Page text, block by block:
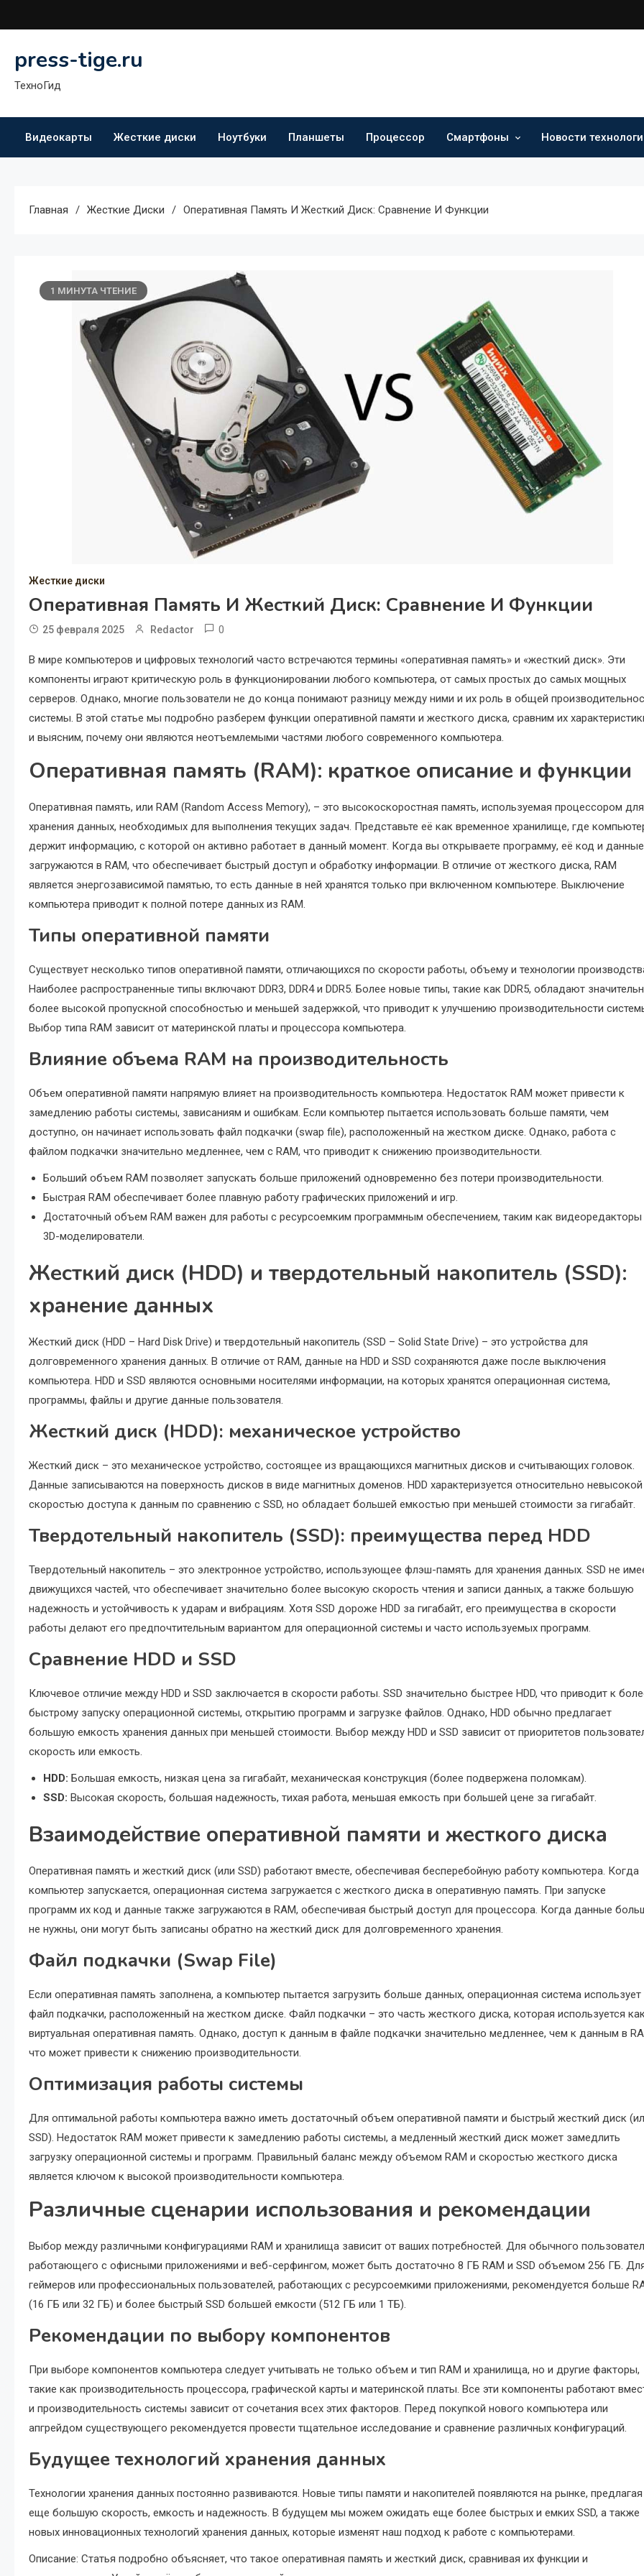
к
press-tige.ru
ТехноГид
Видеокарты Жесткие диски Ноутбуки Планшеты Процессор Смартфоны Новости
Главная Жесткие Диски Оперативная Память И Жесткий Диск: Сравнение И Функции
1 МИНУТА ЧТЕНИЕ
Жесткие диски
Оперативная Память И Жесткий Диск: Сравнение И Функции
25 февраля 2025 Redactor 0
В мире компьютеров и цифровых технологий часто встречаются термины «оперативная память» и «жесткий диск». Эти
компоненты играют критическую роль в функционировании любого компьютера, от самых простых до самых мощных
серверов. Однако, многие пользователи не до конца понимают разницу между ними и их роль в общей
системы. В этой статье мы подробно разберем функции оперативной памяти и жесткого диска, сравним их
и выясним, почему они являются неотъемлемыми частями любого современного компьютера.
Оперативная память (RAM): краткое описание и функции
Оперативная память, или RAM (Random Access Memory), – это высокоскоростная память, используемая процессором для
хранения данных, необходимых для выполнения текущих задач. Представьте её как временное хранилище, где
держит информацию, с которой он активно работает в данный момент. Когда вы открываете программу, её код и данные
загружаются в RAM, что обеспечивает быстрый доступ и обработку информации. В отличие от жесткого диска, RAM
является энергозависимой памятью, то есть данные в ней хранятся только при включенном компьютере. Выключение
компьютера приводит к полной потере данных из RAM.
Типы оперативной памяти
Существует несколько типов оперативной памяти, отличающихся по скорости работы, объему и технологии
Наиболее распространенные типы включают DDR3, DDR4 и DDR5. Более новые типы, такие как DDR5, обладают
более высокой пропускной способностью и меньшей задержкой, что приводит к улучшению производительности
Выбор типа RAM зависит от материнской платы и процессора компьютера.
Влияние объема RAM на производительность
Объем оперативной памяти напрямую влияет на производительность компьютера. Недостаток RAM может привести к
замедлению работы системы, зависаниям и ошибкам. Если компьютер пытается использовать больше памяти, чем
доступно, он начинает использовать файл подкачки (swap file), расположенный на жестком диске. Однако, работа с
файлом подкачки значительно медленнее, чем с RAM, что приводит к снижению производительности.
Больший объем RAM позволяет запускать больше приложений одновременно без потери производительности.
Быстрая RAM обеспечивает более плавную работу графических приложений и игр.
Достаточный объем RAM важен для работы с ресурсоемким программным обеспечением, таким как видеоредакторы
3D-моделирователи.
Жесткий диск (HDD) и твердотельный накопитель (SSD):
хранение данных
Жесткий диск (HDD – Hard Disk Drive) и твердотельный накопитель (SSD – Solid State Drive) – это устройства для
долговременного хранения данных. В отличие от RAM, данные на HDD и SSD сохраняются даже после выключения
компьютера. HDD и SSD являются основными носителями информации, на которых хранятся операционная система,
программы, файлы и другие данные пользователя.
Жесткий диск (HDD): механическое устройство
Жесткий диск – это механическое устройство, состоящее из вращающихся магнитных дисков и считывающих головок.
Данные записываются на поверхность дисков в виде магнитных доменов. HDD характеризуется относительно невысокой
скоростью доступа к данным по сравнению с SSD, но обладает большей емкостью при меньшей стоимости за гигабайт.
Твердотельный накопитель (SSD): преимущества перед HDD
Твердотельный накопитель – это электронное устройство, использующее флэш-память для хранения данных. SSD не
движущихся частей, что обеспечивает значительно более высокую скорость чтения и записи данных, а также большую
надежность и устойчивость к ударам и вибрациям. Хотя SSD дороже HDD за гигабайт, его преимущества в скорости
работы делают его предпочтительным вариантом для операционной системы и часто используемых программ.
Сравнение HDD и SSD
Ключевое отличие между HDD и SSD заключается в скорости работы. SSD значительно быстрее HDD, что приводит к
быстрому запуску операционной системы, открытию программ и загрузке файлов. Однако, HDD обычно предлагает
большую емкость хранения данных при меньшей стоимости. Выбор между HDD и SSD зависит от приоритетов
скорость или емкость.
HDD: Большая емкость, низкая цена за гигабайт, механическая конструкция (более подвержена поломкам).
SSD: Высокая скорость, большая надежность, тихая работа, меньшая емкость при большей цене за гигабайт.
Взаимодействие оперативной памяти и жесткого диска
Оперативная память и жесткий диск (или SSD) работают вместе, обеспечивая бесперебойную работу компьютера. Когда
компьютер запускается, операционная система загружается с жесткого диска в оперативную память. При запуске
программ их код и данные также загружаются в RAM, обеспечивая быстрый доступ для процессора. Когда данные
не нужны, они могут быть записаны обратно на жесткий диск для долговременного хранения.
Файл подкачки (Swap File)
Если оперативная память заполнена, а компьютер пытается загрузить больше данных, операционная система использует
файл подкачки, расположенный на жестком диске. Файл подкачки – это часть жесткого диска, которая используется
виртуальная оперативная память. Однако, доступ к данным в файле подкачки значительно медленнее, чем к данным в
что может привести к снижению производительности.
Оптимизация работы системы
Для оптимальной работы компьютера важно иметь достаточный объем оперативной памяти и быстрый жесткий диск
SSD). Недостаток RAM может привести к замедлению работы системы, а медленный жесткий диск может замедлить
загрузку операционной системы и программ. Правильный баланс между объемом RAM и скоростью жесткого диска
является ключом к высокой производительности компьютера.
Различные сценарии использования и рекомендации
Выбор между различными конфигурациями RAM и хранилища зависит от ваших потребностей. Для обычного
работающего с офисными приложениями и веб-серфингом, может быть достаточно 8 ГБ RAM и SSD объемом 256 ГБ.
геймеров или профессиональных пользователей, работающих с ресурсоемкими приложениями, рекомендуется больше
(16 ГБ или 32 ГБ) и более быстрый SSD большей емкости (512 ГБ или 1 ТБ).
Рекомендации по выбору компонентов
При выборе компонентов компьютера следует учитывать не только объем и тип RAM и хранилища, но и другие факторы,
такие как производительность процессора, графической карты и материнской платы. Все эти компоненты работают
и производительность системы зависит от сочетания всех этих факторов. Перед покупкой нового компьютера или
апгрейдом существующего рекомендуется провести тщательное исследование и сравнение различных конфигураций.
Будущее технологий хранения данных
Технологии хранения данных постоянно развиваются. Новые типы памяти и накопителей появляются на рынке, предлагая
еще большую скорость, емкость и надежность. В будущем мы можем ожидать еще более быстрых и емких SSD, а также
новых инновационных технологий хранения данных, которые изменят наш подход к работе с компьютерами.
Описание: Статья подробно объясняет, что такое оперативная память и жесткий диск, сравнивая их функции и